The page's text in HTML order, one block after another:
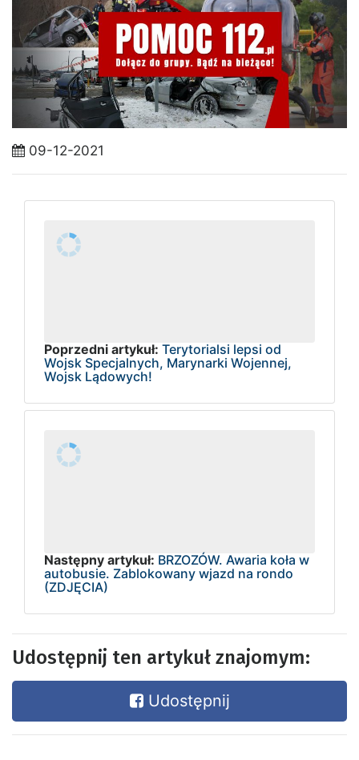
09-12-2021
Poprzedni artykuł: Terytorialsi lepsi od
Wojsk Specjalnych, Marynarki Wojennej,
Wojsk Lądowych!
Następny artykuł: BRZOZÓW. Awaria koła w
autobusie. Zablokowany wjazd na rondo
(ZDJĘCIA)
Udostępnij ten artykuł znajomym:
Udostępnij